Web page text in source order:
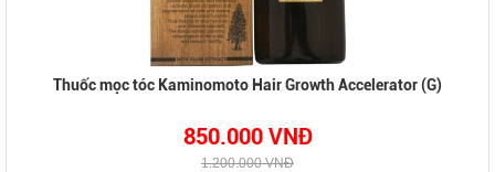
Thuốc mọc tóc Kaminomoto Hair Growth Accelerator (G)
850.000 VNĐ
1.200.000 VNĐ